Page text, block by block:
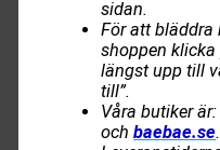
sidan.
För att bläddra
shoppen
längst upp till
till”.
Våra butiker
ochbaebae.se.